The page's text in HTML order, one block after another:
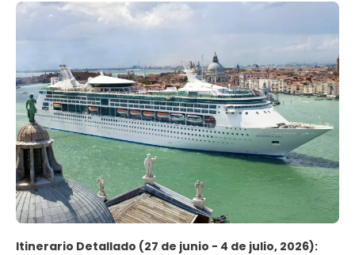
Itinerario Detallado (27 de junio - 4 de julio, 2026):